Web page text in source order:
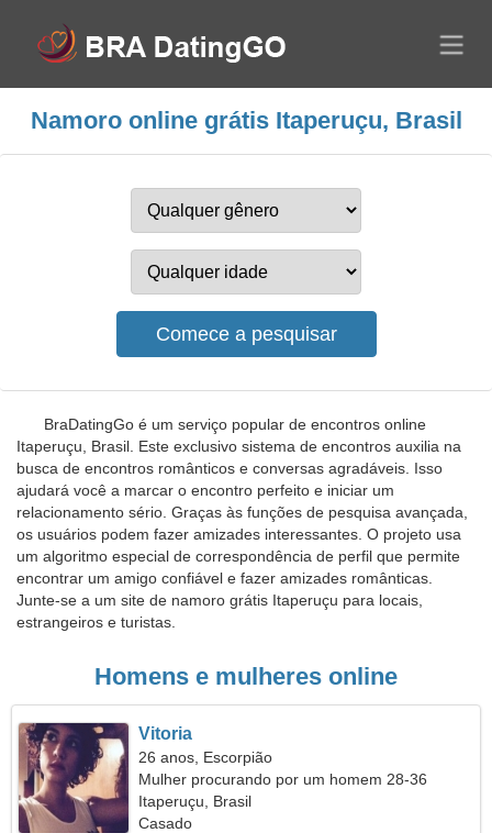
Namoro online grátis Itaperuçu, Brasil
BraDatingGo é um serviço popular de encontros online
Itaperuçu, Brasil. Este exclusivo sistema de encontros auxilia na
busca de encontros românticos e conversas agradáveis. Isso
ajudará você a marcar o encontro perfeito e iniciar um
relacionamento sério. Graças às funções de pesquisa avançada,
os usuários podem fazer amizades interessantes. O projeto usa
um algoritmo especial de correspondência de perfil que permite
encontrar um amigo confiável e fazer amizades românticas.
Junte-se a um site de namoro grátis Itaperuçu para locais,
estrangeiros e turistas.
Homens e mulheres online
Vitoria
26 anos, Escorpião
Mulher procurando por um homem 28-36
Itaperuçu, Brasil
Casado